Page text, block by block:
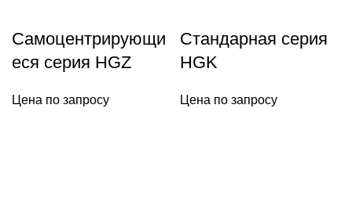
Самоцентрирующи
еся серия HGZ
Цена по запросу
Стандарная серия
HGK
Цена по запросу